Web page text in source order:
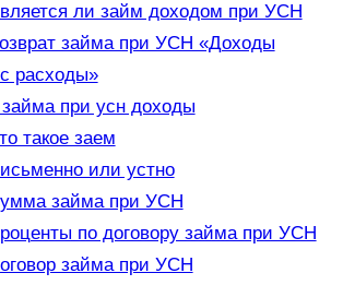
ли займ доходом при УСН
займа при УСН «Доходы
расходы»
при усн доходы
такое заем
или устно
займа при УСН
по договору займа при УСН
займа при УСН